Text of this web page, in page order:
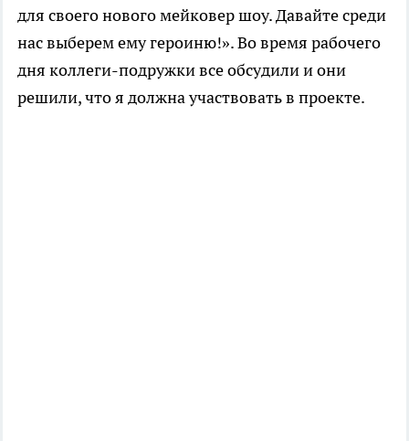
для своего нового мейковер шоу. Давайте среди
нас выберем ему героиню!». Во время рабочего
дня коллеги-подружки все обсудили и они
решили, что я должна участвовать в проекте.